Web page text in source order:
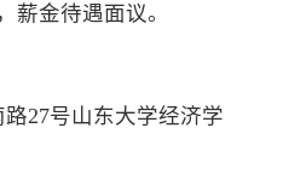
薪金待遇面议。
27号山东大学经济学